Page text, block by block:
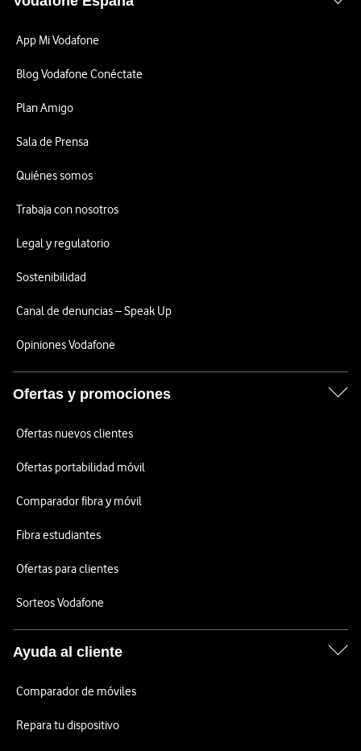
App Mi Vodafone
Blog Vodafone Conéctate
Plan Amigo
Sala de Prensa
Quiénes somos
Trabaja con nosotros
Legal y regulatorio
Sostenibilidad
Canal de denuncias – Speak Up
Opiniones Vodafone
Ofertas y promociones
Ofertas nuevos clientes
Ofertas portabilidad móvil
Comparador fibra y móvil
Fibra estudiantes
Ofertas para clientes
Sorteos Vodafone
Ayuda al cliente
Comparador de móviles
Repara tu dispositivo